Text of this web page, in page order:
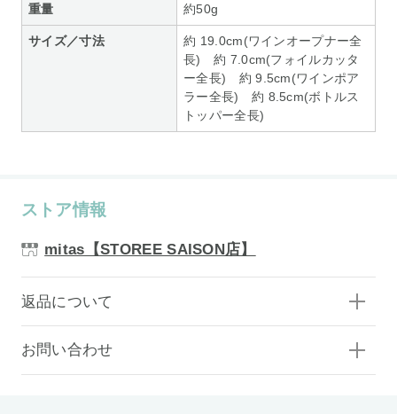
重量 約50g
サイズ／寸法
約 19.0cm(ワインオープナー全
長) 約 7.0cm(フォイルカッタ
ー全長) 約 9.5cm(ワインポア
ラー全長) 約 8.5cm(ボトルス
トッパー全長)
ストア情報
mitas【STOREE SAISON店】
返品について
お問い合わせ